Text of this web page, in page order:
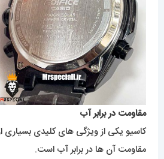
مقاومت در برابر آب
کاسیو
مقاومت آن ها در برابر آب است.